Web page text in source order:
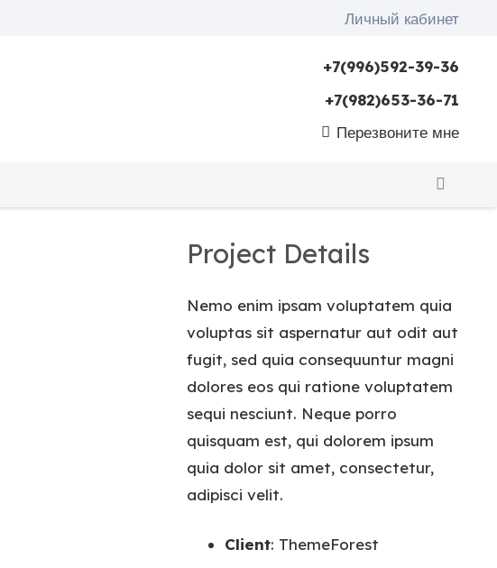
Личный кабинет
+7(996)592-39-36
+7(982)653-36-71
Перезвоните мне
Project Details
Nemo enim ipsam voluptatem quia
voluptas sit aspernatur aut odit aut
fugit, sed quia consequuntur magni
dolores eos qui ratione voluptatem
sequi nesciunt. Neque porro
quisquam est, qui dolorem ipsum
quia dolor sit amet, consectetur,
adipisci velit.
Client: ThemeForest